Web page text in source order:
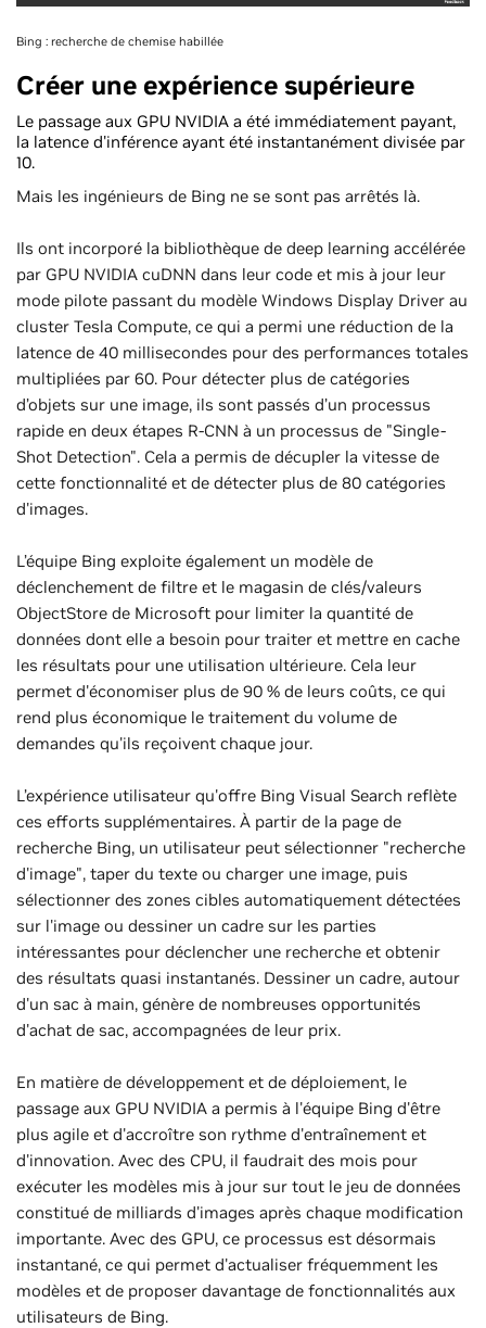
Bing : recherche de chemise habillée
Créer une expérience supérieure
Le passage aux GPU NVIDIA a été immédiatement payant,
la latence d'inférence ayant été instantanément divisée par
10.
Mais les ingénieurs de Bing ne se sont pas arrêtés là.
Ils ont incorporé la bibliothèque de deep learning accélérée
par GPU NVIDIA cuDNN dans leur code et mis à jour leur
mode pilote passant du modèle Windows Display Driver au
cluster Tesla Compute, ce qui a permi une réduction de la
latence de 40 millisecondes pour des performances totales
multipliées par 60. Pour détecter plus de catégories
d’objets sur une image, ils sont passés d’un processus
rapide en deux étapes R-CNN à un processus de "Single-
Shot Detection". Cela a permis de décupler la vitesse de
cette fonctionnalité et de détecter plus de 80 catégories
d'images.
L’équipe Bing exploite également un modèle de
déclenchement de filtre et le magasin de clés/valeurs
ObjectStore de Microsoft pour limiter la quantité de
données dont elle a besoin pour traiter et mettre en cache
les résultats pour une utilisation ultérieure. Cela leur
permet d'économiser plus de 90 % de leurs coûts, ce qui
rend plus économique le traitement du volume de
demandes qu'ils reçoivent chaque jour.
L’expérience utilisateur qu'offre Bing Visual Search reflète
ces efforts supplémentaires. À partir de la page de
recherche Bing, un utilisateur peut sélectionner "recherche
d'image", taper du texte ou charger une image, puis
sélectionner des zones cibles automatiquement détectées
sur l'image ou dessiner un cadre sur les parties
intéressantes pour déclencher une recherche et obtenir
des résultats quasi instantanés. Dessiner un cadre, autour
d'un sac à main, génère de nombreuses opportunités
d'achat de sac, accompagnées de leur prix.
En matière de développement et de déploiement, le
passage aux GPU NVIDIA a permis à l'équipe Bing d'être
plus agile et d'accroître son rythme d'entraînement et
d'innovation. Avec des CPU, il faudrait des mois pour
exécuter les modèles mis à jour sur tout le jeu de données
constitué de milliards d'images après chaque modification
importante. Avec des GPU, ce processus est désormais
instantané, ce qui permet d'actualiser fréquemment les
modèles et de proposer davantage de fonctionnalités aux
utilisateurs de Bing.